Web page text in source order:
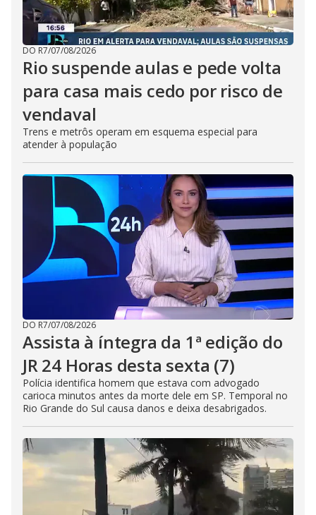
DO R7/07/08/2026
Rio suspende aulas e pede volta
para casa mais cedo por risco de
vendaval
Trens e metrôs operam em esquema especial para
atender à população
DO R7/07/08/2026
Assista à íntegra da 1ª edição do
JR 24 Horas desta sexta (7)
Polícia identifica homem que estava com advogado
carioca minutos antes da morte dele em SP. Temporal no
Rio Grande do Sul causa danos e deixa desabrigados.